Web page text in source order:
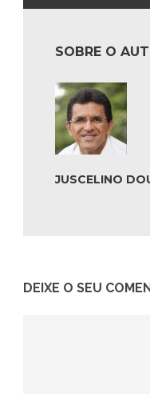
SOBRE O
JUSCELINO
DEIXE O SEU